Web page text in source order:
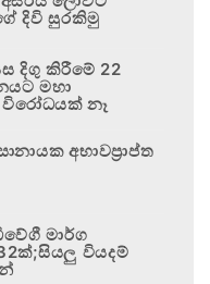
දිවි සුරකිමු
දිගු කිරීමේ 22
මහා
නෑ
අභාවප්‍රාප්ත
මාර්ග
වියදම්